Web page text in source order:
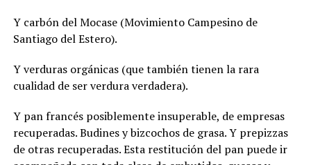
Y carbón del Mocase (Movimiento Campesino de
Santiago del Estero).
Y verduras orgánicas (que también tienen la rara
cualidad de ser verdura verdadera).
Y pan francés posiblemente insuperable, de empresas
recuperadas. Budines y bizcochos de grasa. Y prepizzas
de otras recuperadas. Esta restitución del pan puede ir